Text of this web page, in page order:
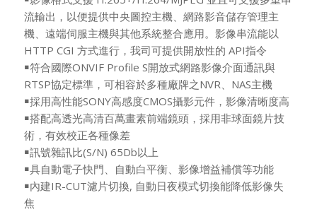
流輸出，以便提供中央圖控主機、網路影音儲存管理主
機、遠端伺服主機與其他系統整合應用。影像串流能以
HTTP CGI 方式進行，我司可提供開放性的 API指令
￭符合國際ONVIF Profile S開放式網路影像介面通訊與
RTSP協定標準，可相容於多種廠牌之NVR、NAS主機
￭採用高性能SONY高感度CMOS攝影元件，影像清晰度高
￭搭配高透光高清百萬畫素前端鏡頭，採用非球面鏡片技
術，有效校正各種像差
￭訊號雜訊比(S/N) 65Db以上
￭具自動電子快門、自動白平衡、影像增益補償等功能
￭內建IR-CUT濾片切換, 自動日夜模式切換能降低影像失
焦